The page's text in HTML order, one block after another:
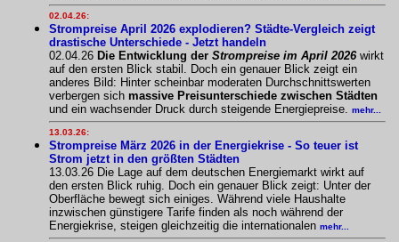
02.04.26:
Strompreise April 2026 explodieren? Städte-Vergleich zeigt
drastische Unterschiede - Jetzt handeln
02.04.26 Die Entwicklung der Strompreise im April 2026wirkt
auf den ersten Blick stabil. Doch ein genauer Blick zeigt ein
anderes Bild: Hinter scheinbar moderaten Durchschnittswerten
verbergen sich massive Preisunterschiede zwischen Städten
und ein wachsender Druck durch steigende Energiepreise.
mehr...
13.03.26:
Strompreise März 2026 in der Energiekrise - So teuer ist
Strom jetzt in den größten Städten
13.03.26 Die Lage auf dem deutschen Energiemarkt wirkt auf
den ersten Blick ruhig. Doch ein genauer Blick zeigt: Unter der
Oberfläche bewegt sich einiges. Während viele Haushalte
inzwischen günstigere Tarife finden als noch während der
Energiekrise, steigen gleichzeitig die internationalen mehr...